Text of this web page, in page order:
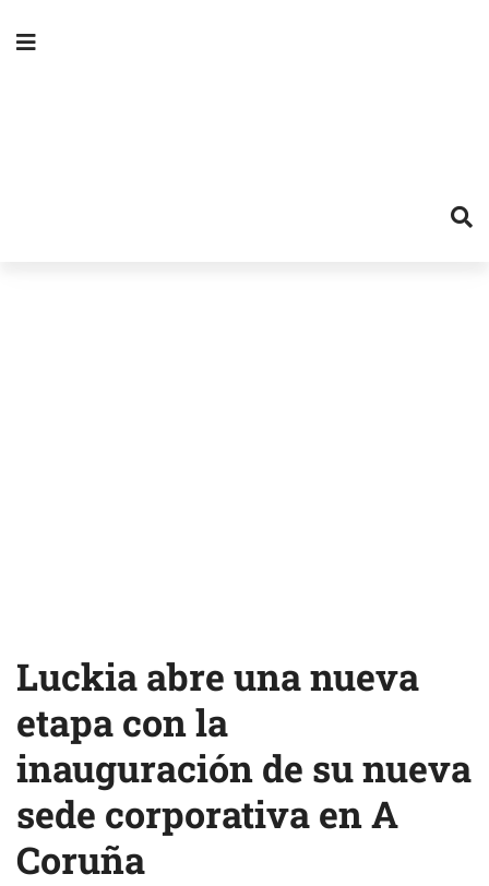
Luckia abre una nueva
etapa con la
inauguración de su nueva
sede corporativa en A
Coruña